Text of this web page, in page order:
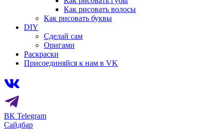
Как рисовать волосы
Как рисовать буквы
DIY
Сделай сам
Оригами
Раскраски
Присоединяйся к нам в VK
ВК Telegram
Сайдбар